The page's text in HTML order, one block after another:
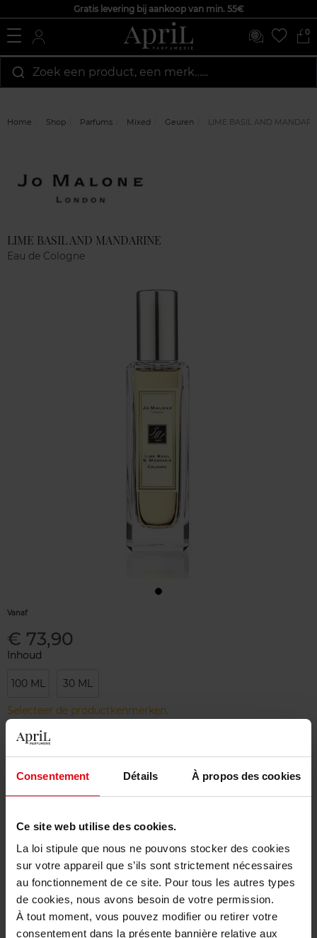
Consentement Détails À propos des cookies
Ce site web utilise des cookies.
La loi stipule que nous ne pouvons stocker des cookies
sur votre appareil que s’ils sont strictement nécessaires
au fonctionnement de ce site. Pour tous les autres types
de cookies, nous avons besoin de votre permission.
À tout moment, vous pouvez modifier ou retirer votre
consentement dans la présente bannière relative aux
Gratis levering bij aankoop van min. 55€
0
Zoek een product, een merk…...
Home Shop Parfums Mixed Geuren LIME BASIL AND
LIME BASIL AND MANDARINE
Eau de Cologne
Vanaf
€ 73,90
Inhoud
100 ML 30 ML
Selecteer de productkenmerken.
Bestel nu!
Gratis levering bij aankoop van min. 55€
Gratis retour in je winkelpunt
Gratis verpakking
Beschrijving